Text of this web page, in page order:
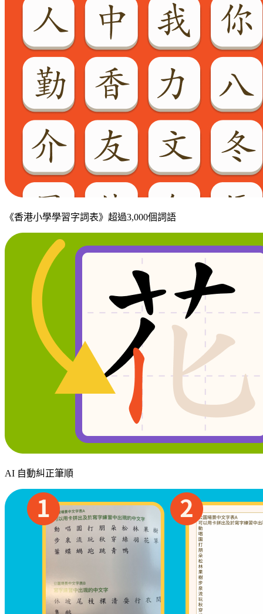
《香港小學學習字詞表》超過3,000個詞語
AI 自動糾正筆順